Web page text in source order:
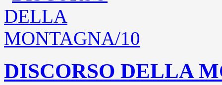
DISCORSO DELLA